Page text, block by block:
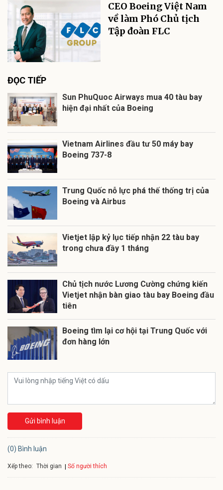
CEO Boeing Việt Nam
về làm Phó Chủ tịch
Tập đoàn FLC
ĐỌC TIẾP
Sun PhuQuoc Airways mua 40 tàu bay
hiện đại nhất của Boeing
Vietnam Airlines đầu tư 50 máy bay
Boeing 737-8
Trung Quốc nỗ lực phá thế thống trị của
Boeing và Airbus
Vietjet lập kỷ lục tiếp nhận 22 tàu bay
trong chưa đầy 1 tháng
Chủ tịch nước Lương Cường chứng kiến
Vietjet nhận bàn giao tàu bay Boeing đầu
tiên
Boeing tìm lại cơ hội tại Trung Quốc với
đơn hàng lớn
Gửi bình luận
(0) Bình luận
Xếp theo: Thời gian Số người thích